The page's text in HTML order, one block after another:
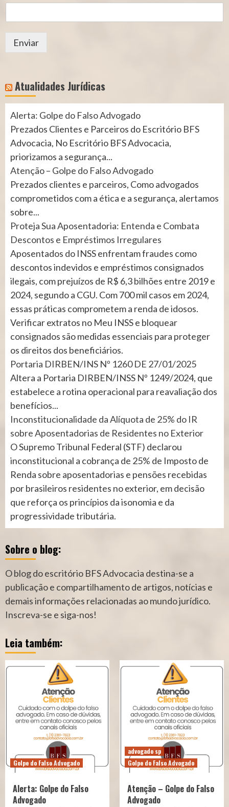
Enviar
Atualidades Jurídicas
Alerta: Golpe do Falso Advogado
Prezados Clientes e Parceiros do Escritório BFS
Advocacia, No Escritório BFS Advocacia,
priorizamos a segurança...
Atenção – Golpe do Falso Advogado
Prezados clientes e parceiros, Como advogados
comprometidos com a ética e a segurança, alertamos
sobre...
Proteja Sua Aposentadoria: Entenda e Combata
Descontos e Empréstimos Irregulares
Aposentados do INSS enfrentam fraudes como
descontos indevidos e empréstimos consignados
ilegais, com prejuízos de R$ 6,3 bilhões entre 2019 e
2024, segundo a CGU. Com 700 mil casos em 2024,
essas práticas comprometem a renda de idosos.
Verificar extratos no Meu INSS e bloquear
consignados são medidas essenciais para proteger
os direitos dos beneficiários.
Portaria DIRBEN/INS Nº 1260 DE 27/01/2025
Altera a Portaria DIRBEN/INSS Nº 1249/2024, que
estabelece a rotina operacional para reavaliação dos
benefícios...
Inconstitucionalidade da Alíquota de 25% do IR
sobre Aposentadorias de Residentes no Exterior
O Supremo Tribunal Federal (STF) declarou
inconstitucional a cobrança de 25% de Imposto de
Renda sobre aposentadorias e pensões recebidas
por brasileiros residentes no exterior, em decisão
que reforça os princípios da isonomia e da
progressividade tributária.
Sobre o blog:
O blog do escritório BFS Advocacia destina-se a
publicação e compartilhamento de artigos, notícias e
demais informações relacionadas ao mundo jurídico.
Inscreva-se e siga-nos!
Leia também:
Golpe do Falso Advogado
Alerta: Golpe do Falso
Advogado
advogado sp
Golpe do Falso Advogado
Atenção – Golpe do Falso
Advogado